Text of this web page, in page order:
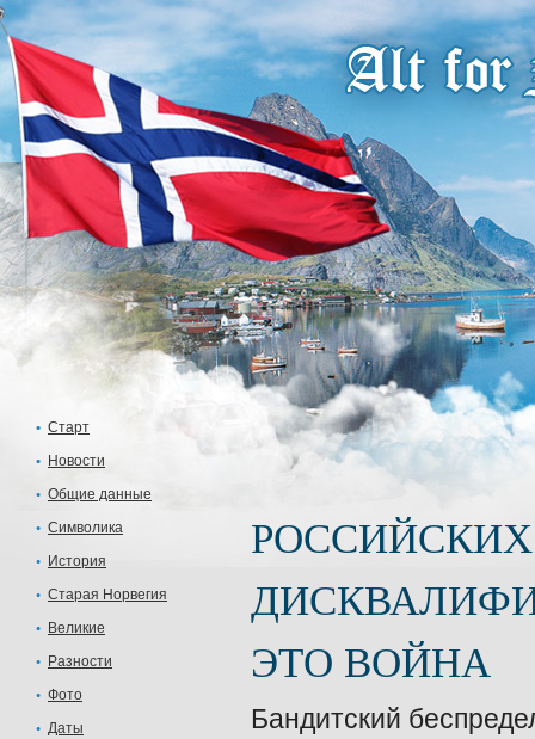
Старт
Новости
Общие данные
Символика
История
Старая Норвегия
Великие
Разности
Фото
Даты
ЭТО ВОЙНА
Бандитский